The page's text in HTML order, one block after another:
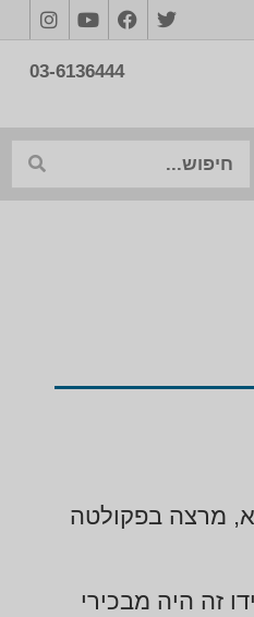
03-6136444
מרצה בפקולטה
זה היה מבכירי